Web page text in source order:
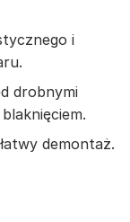
i
drobnymi
demontaż.